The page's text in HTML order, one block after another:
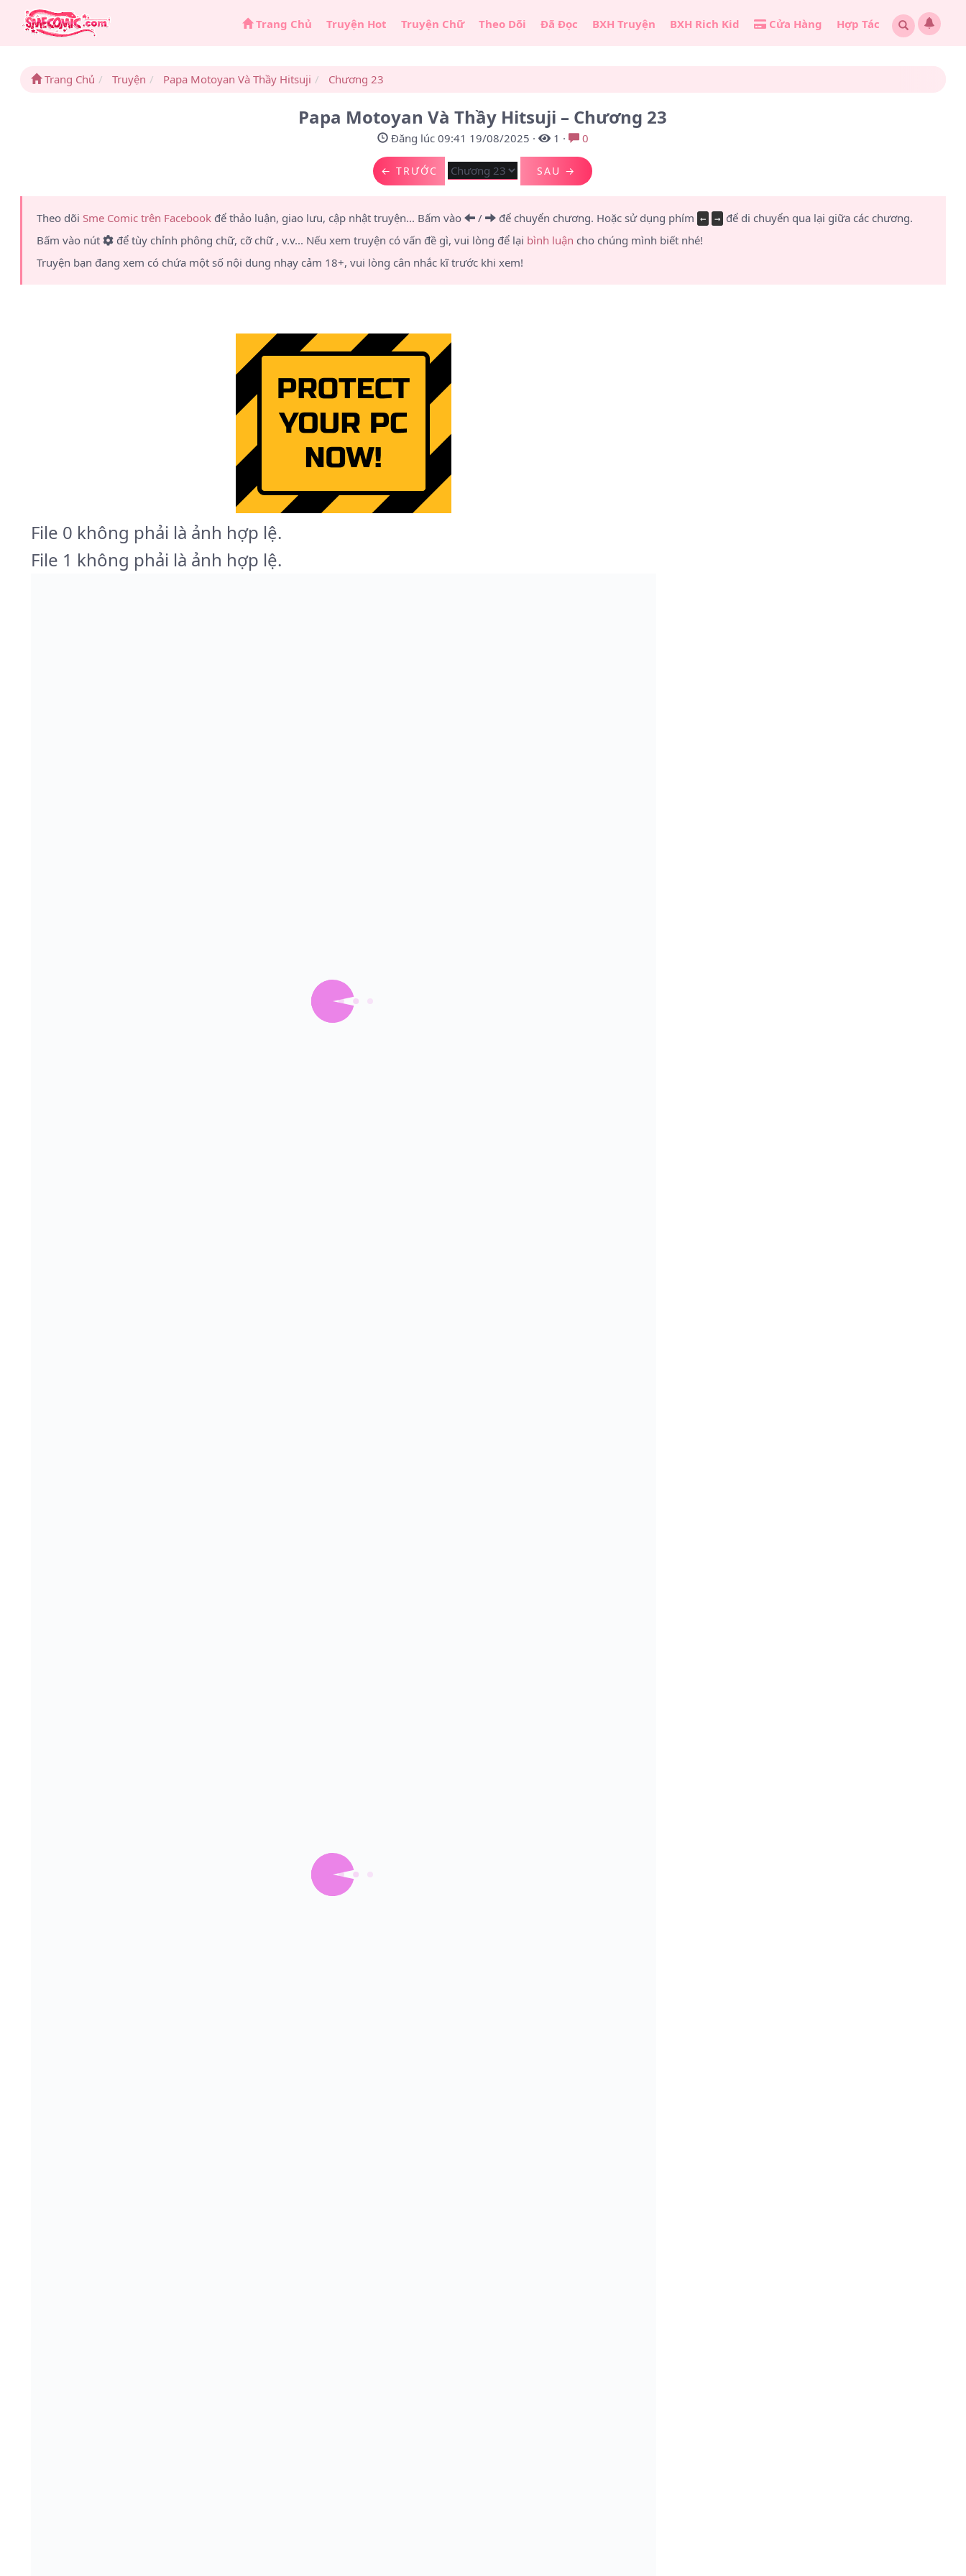
Trang Chủ Truyện Hot Truyện Chữ Theo Dõi Đã Đọc BXH Truyện BXH Rich Kid Cửa Hàng Hợp Tác
Trang Chủ Truyện Papa Motoyan Và Thầy Hitsuji Chương 23
Papa Motoyan Và Thầy Hitsuji – Chương 23
Đăng lúc 09:41 19/08/2025 · 1 · 0
← TRƯỚC SAU →
Theo dõi Sme Comic trên Facebook để thảo luận, giao lưu, cập nhật truyện... Bấm vào / để chuyển chương. Hoặc sử dụng phím ← → để di chuyển qua lại giữa các chương.
Bấm vào nút
để tùy chỉnh phông chữ, cỡ chữ , v.v... Nếu xem truyện có vấn đề gì, vui lòng để lại bình luận cho chúng mình biết nhé!
Truyện bạn đang xem có chứa một số nội dung nhạy cảm 18+, vui lòng cân nhắc kĩ trước khi xem!
File 0 không phải là ảnh hợp lệ.
File 1 không phải là ảnh hợp lệ.